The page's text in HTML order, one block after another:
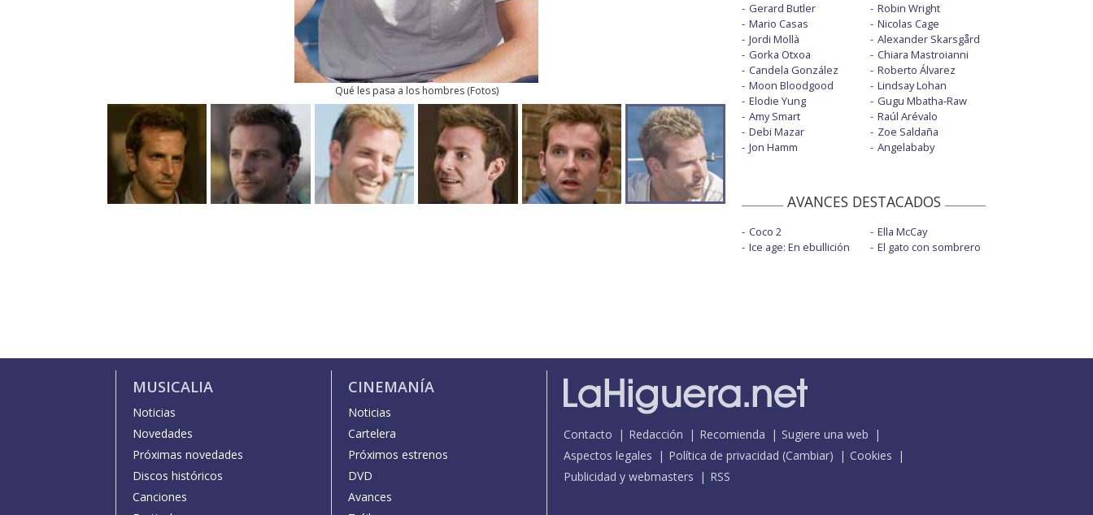
Qué les pasa a los hombres(Fotos)
Gerard Butler
Mario Casas
Jordi Mollà
Gorka Otxoa
Candela González
Moon Bloodgood
Elodie Yung
Amy Smart
Debi Mazar
Jon Hamm
Robin Wright
Nicolas Cage
Alexander Skarsgård
Chiara Mastroianni
Roberto Álvarez
Lindsay Lohan
Gugu Mbatha-Raw
Raúl Arévalo
Zoe Saldaña
Angelababy
AVANCES DESTACADOS
Coco 2
Ice age: En ebullición
Ella McCay
El gato con sombrero
MUSICALIA
Noticias
Novedades
Próximas novedades
Discos históricos
Canciones
CINEMANÍA
Noticias
Cartelera
Próximos estrenos
DVD
Avances
Contacto Redacción Recomienda
Sugiere una web
Aspectos legales
Política de privacidad (Cambiar)
Cookies
Publicidad y webmasters
RSS